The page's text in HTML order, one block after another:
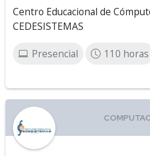
Centro Educacional de
CEDESISTEMAS
Presencial 110 horas